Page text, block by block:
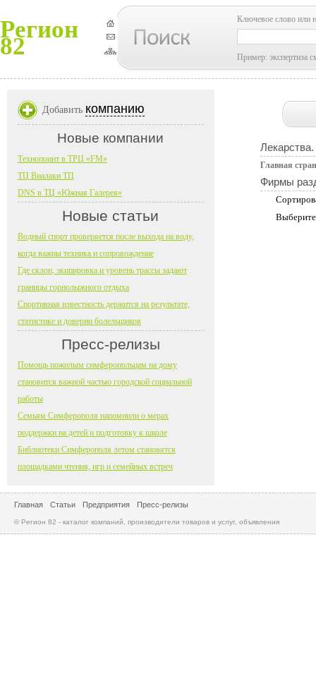
Регион
82
Ключевое слово или
Пример: экспертиза
Главная
Фирмы
Добавить компанию
Новые компании
Технопоинт в ТРЦ «FM»
ТЦ Виалаки ТП
DNS в ТЦ «Южная Галерея»
Новые статьи
Водный спорт проверяется после выхода на воду,
когда важны техника и сопровождение
Где склон, экипировка и уровень трассы задают
границы горнолыжного отдыха
Спортивная известность держится на результате,
статистике и доверии болельщиков
Пресс-релизы
Помощь пожилым симферопольцам на дому
становится важной частью городской социальной
работы
Семьям Симферополя напомнили о мерах
поддержки на детей и подготовку к школе
Библиотеки Симферополя летом становятся
площадками чтения, игр и семейных встреч
Главная Статьи Предприятия Пресс-релизы
© Регион 82 - каталог компаний, производители товаров и услуг, объявления